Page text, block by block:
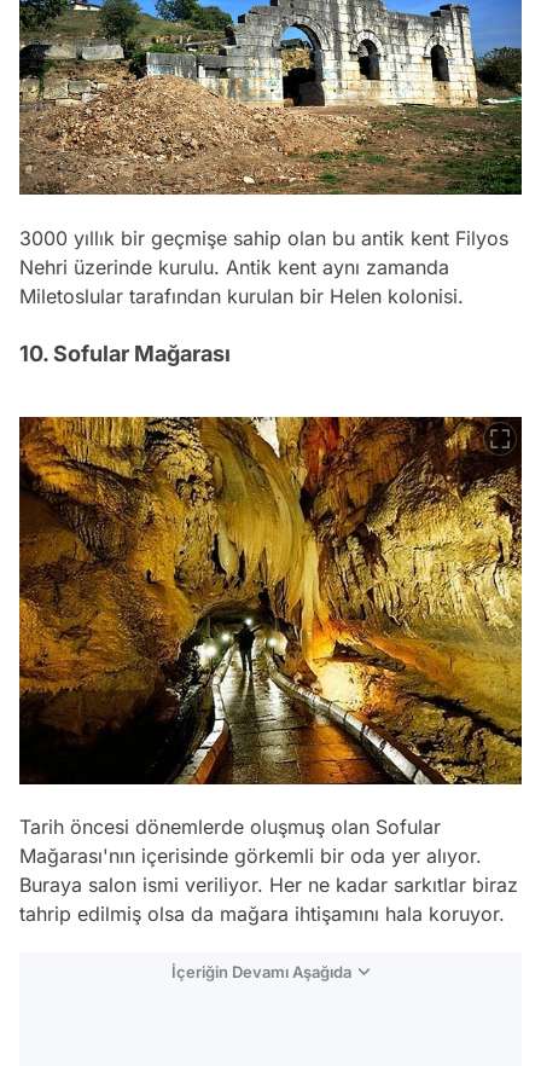
3000 yıllık bir geçmişe sahip olan bu antik kent Filyos
Nehri üzerinde kurulu. Antik kent aynı zamanda
Miletoslular tarafından kurulan bir Helen kolonisi.
10. Sofular Mağarası
Tarih öncesi dönemlerde oluşmuş olan Sofular
Mağarası'nın içerisinde görkemli bir oda yer alıyor.
Buraya salon ismi veriliyor. Her ne kadar sarkıtlar biraz
tahrip edilmiş olsa da mağara ihtişamını hala koruyor.
İçeriğin Devamı Aşağıda